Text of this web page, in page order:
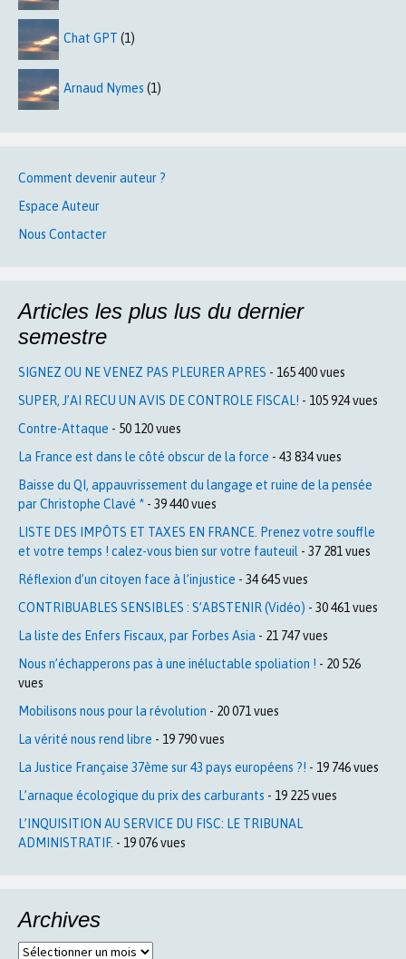
Chat GPT (1)
Arnaud Nymes (1)
Comment devenir auteur ?
Espace Auteur
Nous Contacter
Articles les plus lus du dernier
semestre
SIGNEZ OU NE VENEZ PAS PLEURER APRES - 165 400 vues
SUPER, J’AI RECU UN AVIS DE CONTROLE FISCAL! - 105 924 vues
Contre-Attaque - 50 120 vues
La France est dans le côté obscur de la force - 43 834 vues
Baisse du QI, appauvrissement du langage et ruine de la pensée
par Christophe Clavé * - 39 440 vues
LISTE DES IMPÔTS ET TAXES EN FRANCE. Prenez votre souffle
et votre temps ! calez-vous bien sur votre fauteuil - 37 281 vues
Réflexion d’un citoyen face à l’injustice - 34 645 vues
CONTRIBUABLES SENSIBLES : S’ABSTENIR (Vidéo) - 30 461 vues
La liste des Enfers Fiscaux, par Forbes Asia - 21 747 vues
Nous n’échapperons pas à une inéluctable spoliation ! - 20 526
vues
Mobilisons nous pour la révolution - 20 071 vues
La vérité nous rend libre - 19 790 vues
La Justice Française 37ème sur 43 pays européens ?! - 19 746 vues
L’arnaque écologique du prix des carburants - 19 225 vues
L’INQUISITION AU SERVICE DU FISC: LE TRIBUNAL
ADMINISTRATIF. - 19 076 vues
Archives
Archives